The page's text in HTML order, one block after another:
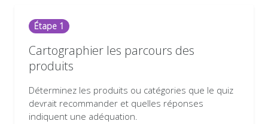
Étape 1
Cartographier les parcours des
produits
Déterminez les produits ou catégories que le quiz
devrait recommander et quelles réponses
indiquent une adéquation.